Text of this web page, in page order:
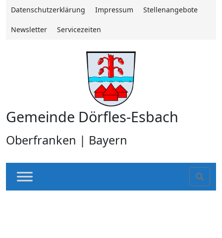
Datenschutzerklärung Impressum Stellenangebote
Newsletter Servicezeiten
Gemeinde Dörfles-Esbach
Oberfranken | Bayern